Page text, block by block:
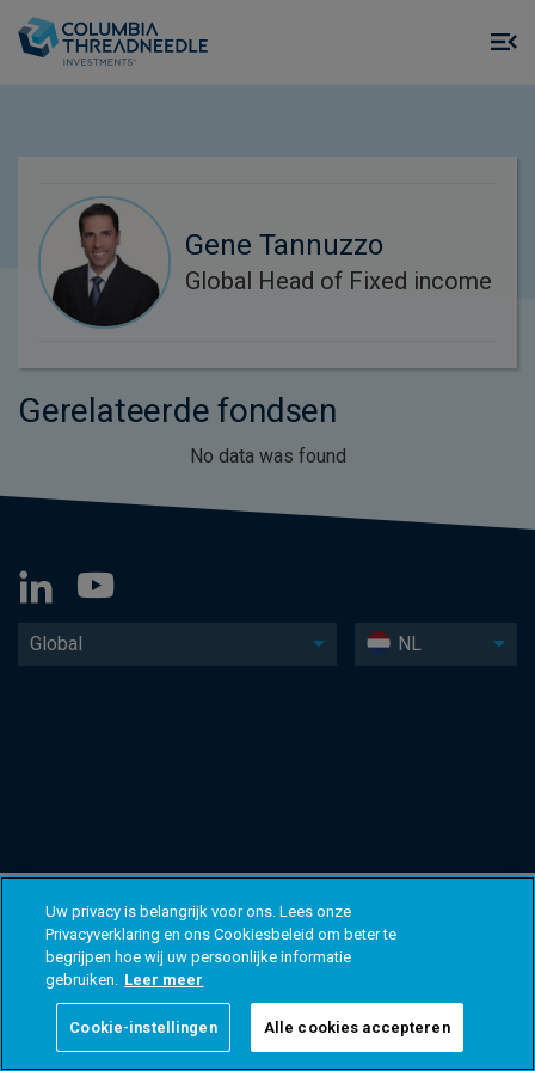
Gene Tannuzzo
Global Head of Fixed income
Gerelateerde fondsen
No data was found
Global NL
Uw privacy is belangrijk voor ons. Lees onze
Privacyverklaring en ons Cookiesbeleid om beter te
begrijpen hoe wij uw persoonlijke informatie
gebruiken. Leer meer
Cookie-instellingen Alle cookies accepteren